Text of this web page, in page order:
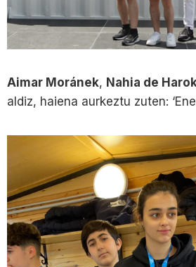
Aimar Moránek, Nahia de
aldiz, haiena aurkeztu zuten: